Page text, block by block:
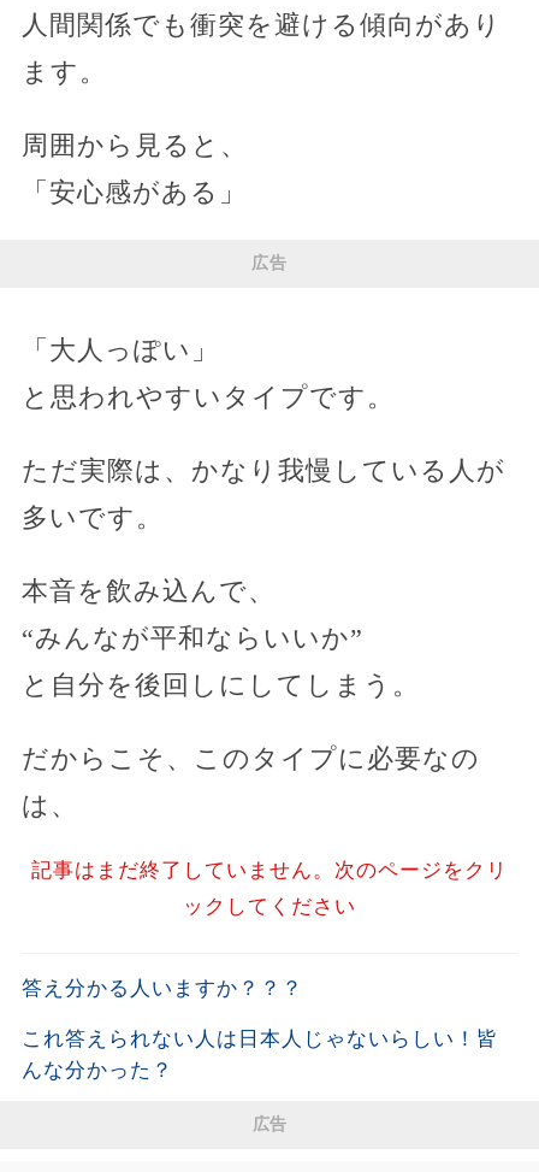
人間関係でも衝突を避ける傾向があり
ます。
周囲から見ると、
「安心感がある」
広告
「大人っぽい」
と思われやすいタイプです。
ただ実際は、かなり我慢している人が
多いです。
本音を飲み込んで、
“みんなが平和ならいいか”
と自分を後回しにしてしまう。
だからこそ、このタイプに必要なの
は、
記事はまだ終了していません。次のページをクリ
ックしてください
答え分かる人いますか？？？
これ答えられない人は日本人じゃないらしい￼！皆
んな分かった？
広告